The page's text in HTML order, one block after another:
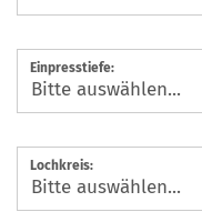
Einpresstiefe:
Lochkreis: